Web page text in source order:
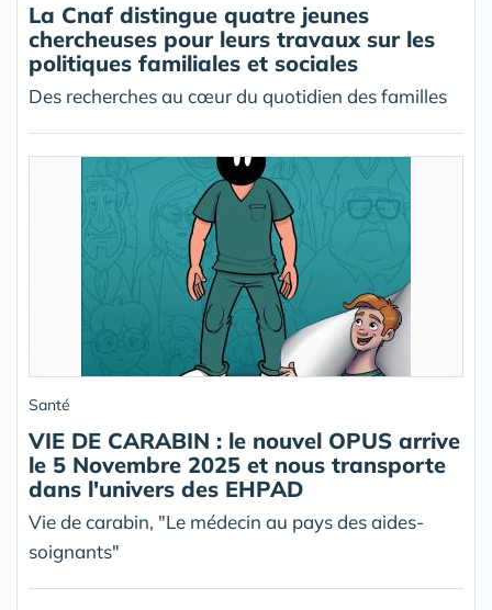
La Cnaf distingue quatre jeunes
chercheuses pour leurs travaux sur les
politiques familiales et sociales
Des recherches au cœur du quotidien des familles
Santé
VIE DE CARABIN : le nouvel OPUS arrive
le 5 Novembre 2025 et nous transporte
dans l'univers des EHPAD
Vie de carabin, "Le médecin au pays des aides-
soignants"